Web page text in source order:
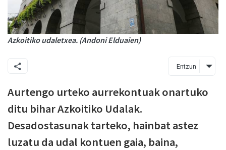
Azkoitiko udaletxea. (Andoni Elduaien)
Entzun
Aurtengo urteko aurrekontuak onartuko
ditu bihar Azkoitiko Udalak.
Desadostasunak tarteko, hainbat astez
luzatu da udal kontuen gaia, baina,